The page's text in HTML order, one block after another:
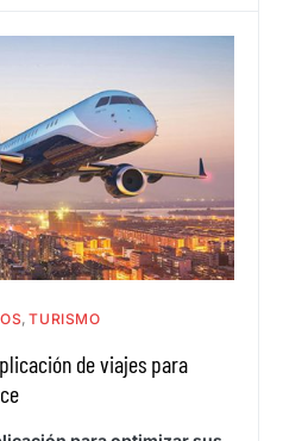
TURISMO
de viajes para